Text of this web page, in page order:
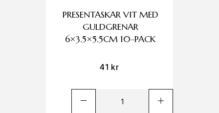
PRESENTASKAR VIT MED
GULDGRENAR
6×3.5×5.5CM 10-PACK
41 kr